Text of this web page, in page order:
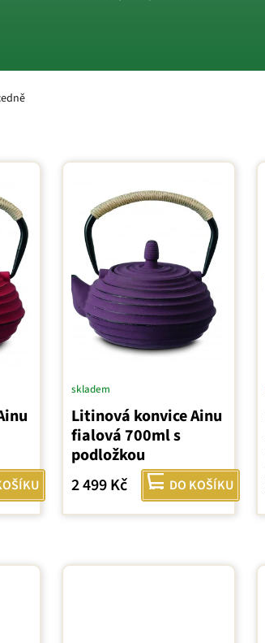
Litinová konvice Ainu
fialová 700ml s
podložkou
skladem
2 499 Kč DO KOŠÍKU